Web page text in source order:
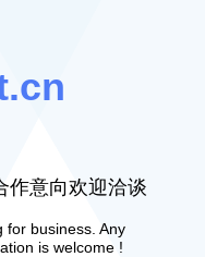
作意向欢迎洽谈
for business. Any
is welcome !